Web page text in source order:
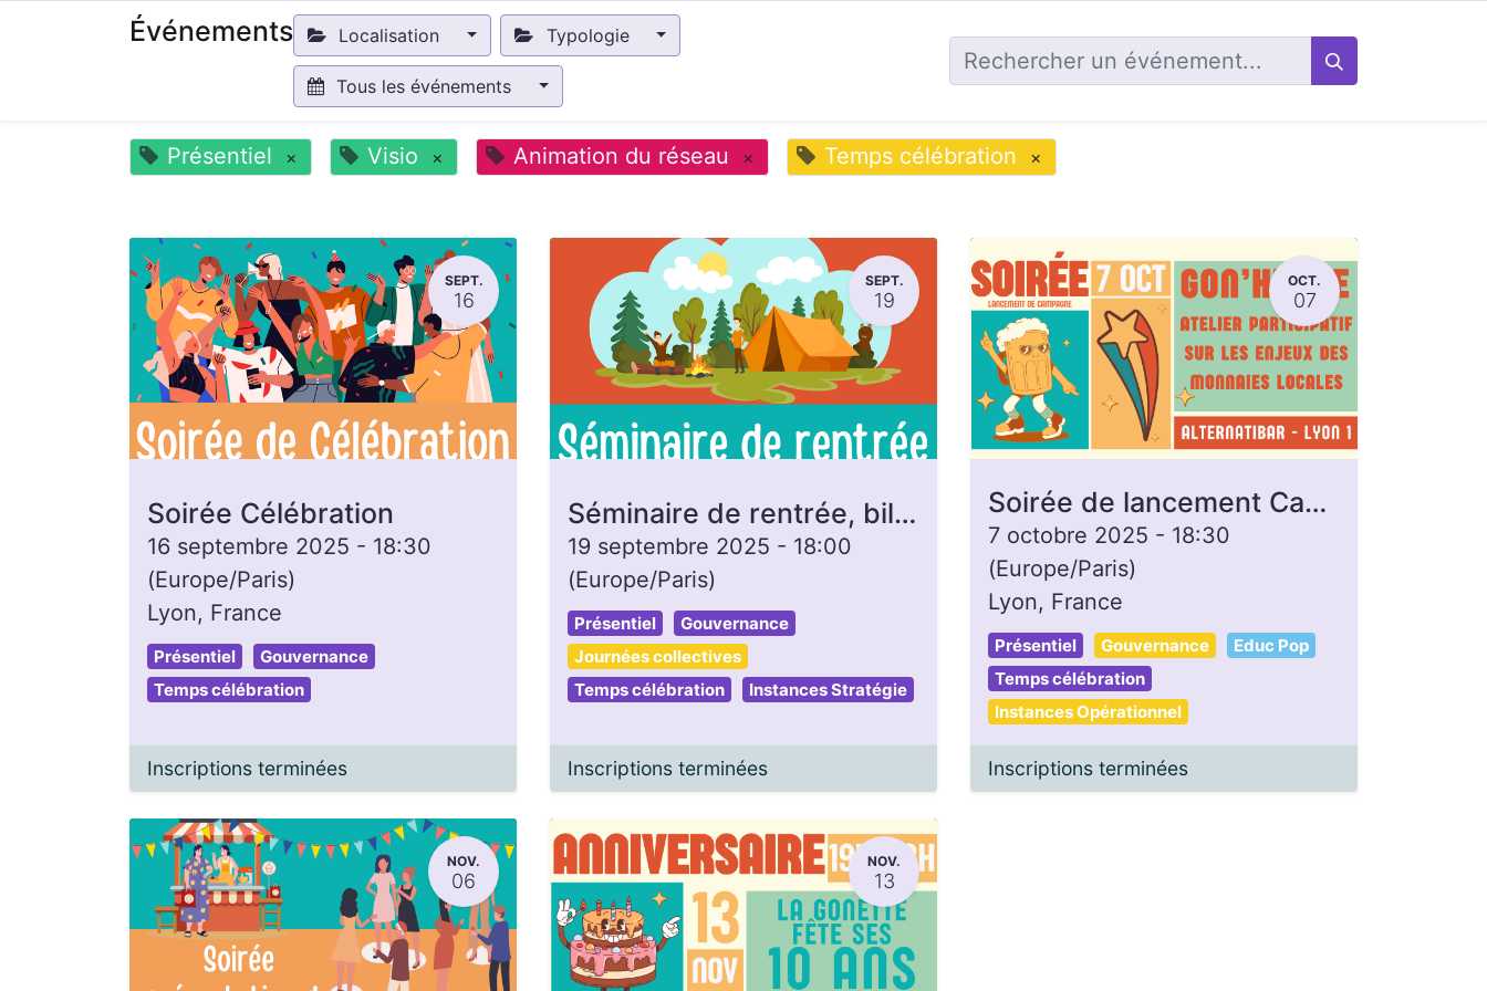
Événements Localisation Typologie
Tous les événements
Présentiel × Visio × Animation du réseau × Temps célébration ×
SEPT.
16
Soirée Célébration
16 septembre 2025 - 18:30
(Europe/Paris)
Lyon, France
Présentiel
Gouvernance
Temps célébration
Inscriptions terminées
SEPT.
19
Séminaire de rentrée, bilan 2025 et prépa 2026
19 septembre 2025 - 18:00
(Europe/Paris)
Présentiel
Gouvernance
Journées collectives
Temps célébration
Instances Stratégie
Inscriptions terminées
OCT.
07
Soirée de lancement Campagne de dons - Gon'Heure
7 octobre 2025 - 18:30
(Europe/Paris)
Lyon, France
Présentiel Gouvernance
Educ Pop
Temps célébration
Instances Opérationnel
Inscriptions terminées
NOV.
06
NOV.
13